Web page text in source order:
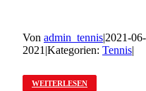
Von admin_tennis|2021-
2021 |Kategorien: Tennis|
WEITERLESEN